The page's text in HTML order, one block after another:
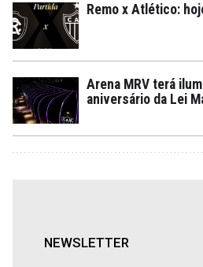
Remo x Atlético:
Arena MRV terá
aniversário da Lei
NEWSLETTER